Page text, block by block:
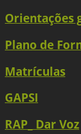
Orientações
Plano de
Matrículas
GAPSI
RAP_ Dar Voz